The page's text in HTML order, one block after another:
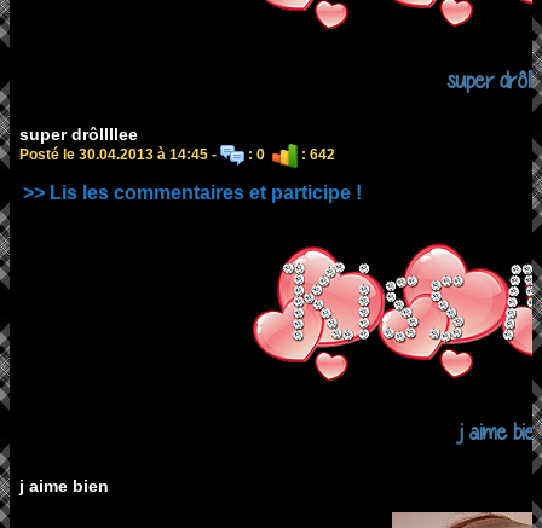
super
super drôllllee
Posté le 30.04.2013 à 14:45 - : 0 : 642
>> Lis les commentaires et participe !
j aime
j aime bien